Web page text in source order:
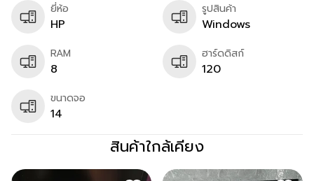
ยี่ห้อ
HP
รูปสินค้า
Windows
RAM
8
ฮาร์ดดิสก์
120
ขนาดจอ
14
สินค้าใกล้เคียง